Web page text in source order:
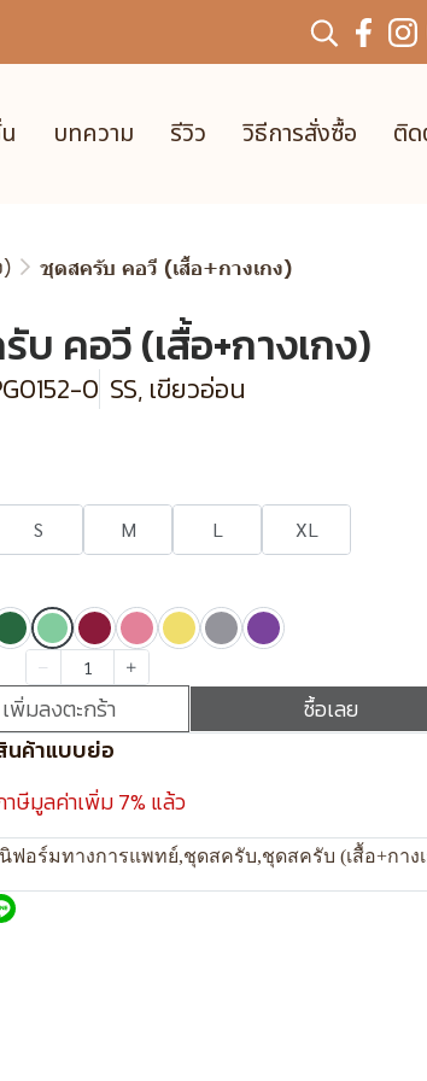
บทความ รีวิว วิธีการสั่งซื้อ ติด
) ชุดสครับ คอวี (เสื้อ+กางเกง)
บ คอวี (เสื้อ+กางเกง)
0 SS, เขียวอ่อน
S M L XL
เพิ่มลงตะกร้า
ซื้อเลย
นค้าแบบย่อ
ษีมูลค่าเพิ่ม 7% แล้ว
ฟอร์มทางการแพทย์,ชุดสครับ,ชุดสครับ (เสื้อ+กาง